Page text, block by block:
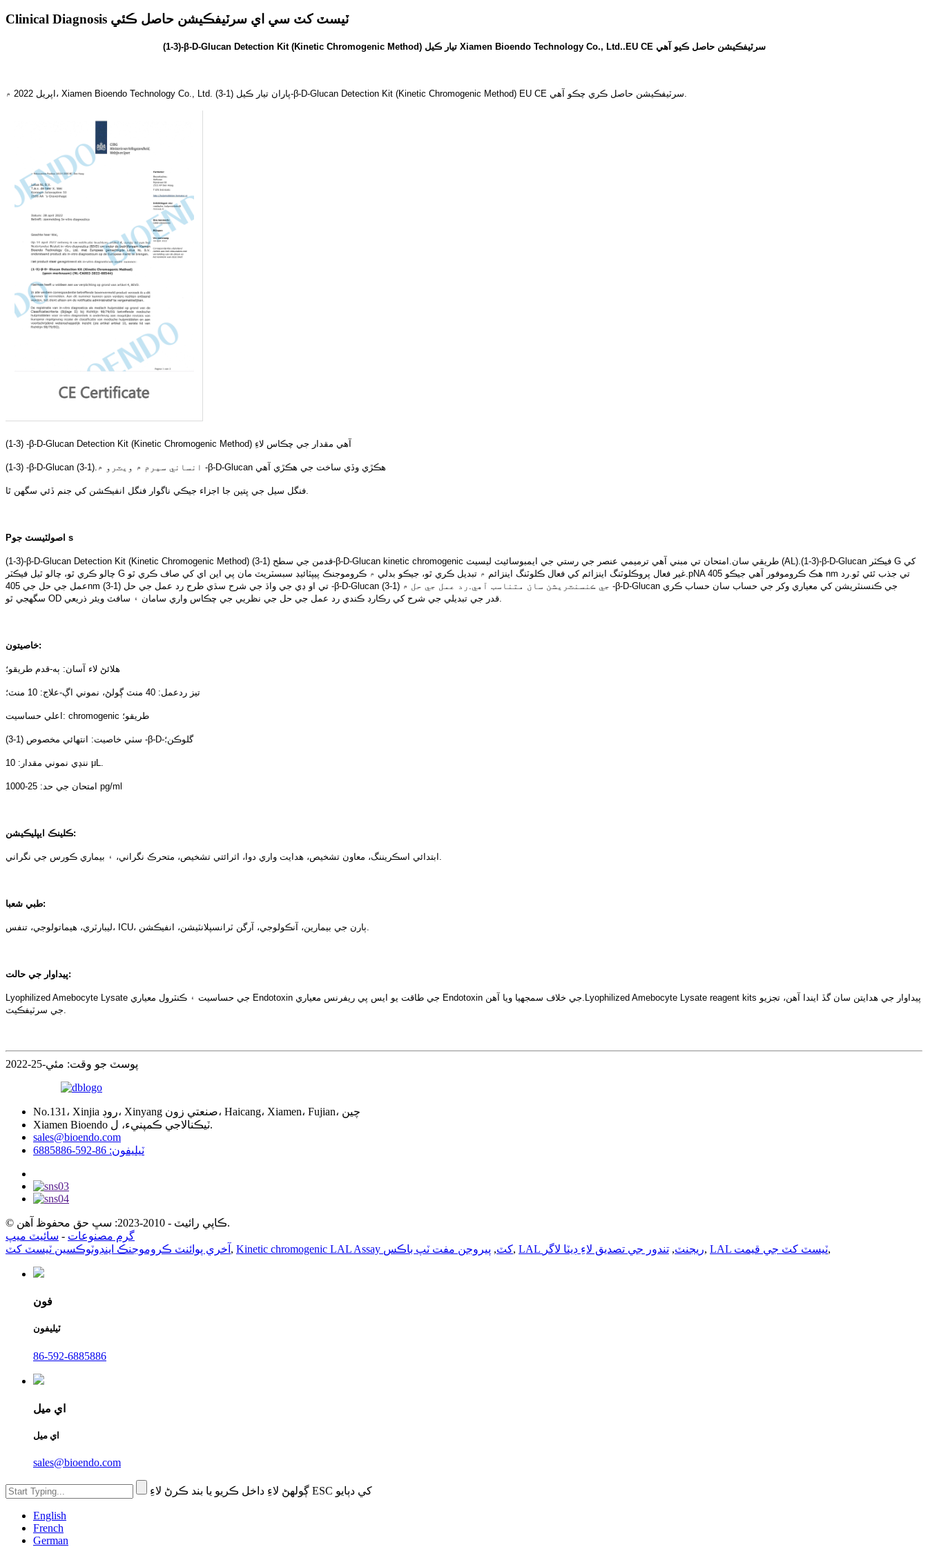
Clinical Diagnosis ٽيسٽ کٽ سي اي سرٽيفڪيشن حاصل ڪئي
(1-3)-β-D-Glucan Detection Kit (Kinetic Chromogenic Method) تيار ڪيل Xiamen Bioendo Technology Co., Ltd.. EU CE سرٽيفڪيشن حاصل ڪيو آهي
(1-3) -β-D-Glucan Detection Kit (Kinetic Chromogenic Method) آهي مقدار جي چڪاس لاءِ
(1-3) -β-D-Glucan انساني سيرم ۾ ويٽرو ۾.(1-3) -β-D-Glucan ھڪڙي وڏي ساخت جي ھڪڙي آھي
P اصول ٽيسٽ جو s
(1-3)-β-D-Glucan Detection Kit (Kinetic Chromogenic Method) قدمن جي سطح (1-3)-β-D-Glucan kinetic chromogenic طريقي سان.امتحان تي مبني آهي ترميمي عنصر جي رستي جي ايمبوسائيٽ ليسيٽ (AL).(1-3)-β-D-Glucan فيڪٽر G کي
چالو ڪري ٿو، چالو ٿيل فيڪٽر G غير فعال پروڪلوٽنگ اينزائم کي فعال ڪلوٽنگ اينزائم ۾ تبديل ڪري ٿو، جيڪو بدلي ۾ ڪروموجنڪ پيپٽائيڊ سبسٽريٽ مان پي اين اي کي صاف ڪري ٿو.pNA هڪ ڪروموفور آهي جيڪو 405 nm تي جذب ٿئي ٿو.رد
عمل جي حل جي 405nm تي او ڊي جي واڌ جي شرح سڌي طرح رد عمل جي حل (1-3) -β-D-Glucan جي ڪنسنٽريشن سان متناسب آهي.رد عمل جي حل ۾ (1-3) -β-D-Glucan جي ڪنسنٽريشن کي معياري وکر جي حساب سان حساب ڪري
خاصيتون:
هلائڻ لاء آسان: ٻه-قدم طريقو؛
تيز ردعمل: 40 منٽ ڳولڻ، نموني اڳ-علاج: 10 منٽ؛
اعلي حساسيت: chromogenic طريقو؛
سٺي خاصيت: انتهائي مخصوص (1-3) -β-D-گلوڪن؛
ننڍي نموني مقدار: 10 μL.
امتحان جي حد: 25-1000 pg/ml
ڪلينڪ ايپليڪيشن:
طبي شعبا:
پيداوار جي حالت:
Lyophilized Amebocyte Lysate جي حساسيت ۽ ڪنٽرول معياري Endotoxin جي طاقت يو ايس پي ريفرنس معياري Endotoxin جي خلاف سمجهيا ويا آهن.Lyophilized Amebocyte Lysate reagent kits پيداوار جي هدايتن سان گڏ ايندا آهن، تجزيو
پوسٽ جو وقت: مئي-25-2022
No.131، Xinjia روڊ، Xinyang صنعتي زون، Haicang، Xiamen، Fujian، چين
Xiamen Bioendo ٽيڪنالاجي ڪمپنيء، ل.
sales@bioendo.com
ٽيليفون: 86-592-6885886
© ڪاپي رائيٽ - 2010-2023: سڀ حق محفوظ آهن.
گرم مصنوعات - سائيٽ ميپ
آخري پوائنٽ ڪروموجنڪ اينڊوٽوڪسين ٽيسٽ کٽ , Kinetic chromogenic LAL Assay کٽ, پيروجن مفت ٽپ باڪس , LAL ريجنٽ, تندور جي تصديق لاءِ ڊيٽا لاگر , LAL ٽيسٽ کٽ جي قيمت,
فون
ٽيليفون
86-592-6885886
اي ميل
اي ميل
sales@bioendo.com
ڳولهڻ لاءِ داخل ڪريو يا بند ڪرڻ لاءِ ESC کي دٻايو
English
French
German